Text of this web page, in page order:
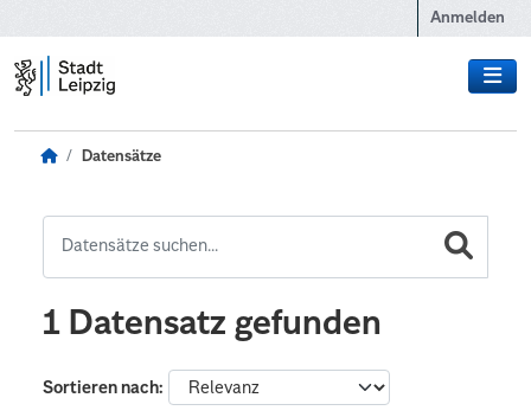
Anmelden
Datensätze
1 Datensatz gefunden
Sortieren nach